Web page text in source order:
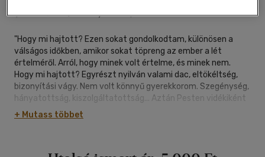
|cérnafűzött, keménytáblás|260 oldal
"Hogy mi hajtott? Ezen sokat gondolkodtam, különösen a
válságos időkben, amikor sokat töpreng az ember a lét
értelméről. Arról, hogy minek volt értelme, és minek nem.
Hogy mi hajtott? Egyrészt nyilván valami dac, eltökéltség,
bizonyítási vágy. Nem volt könnyű gyerekkorom. Szegénység,
hányatottság, kiszolgáltatottság... Aztán Pesten vidékiként
éltem, egyetlen váltás ruhám volt, sokat éheztem, a többiek
nehezen fogadtak be. Ez mind erősítette bennem a
+ Mutass többet